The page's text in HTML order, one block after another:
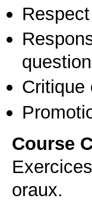
Critique
Course
oraux.